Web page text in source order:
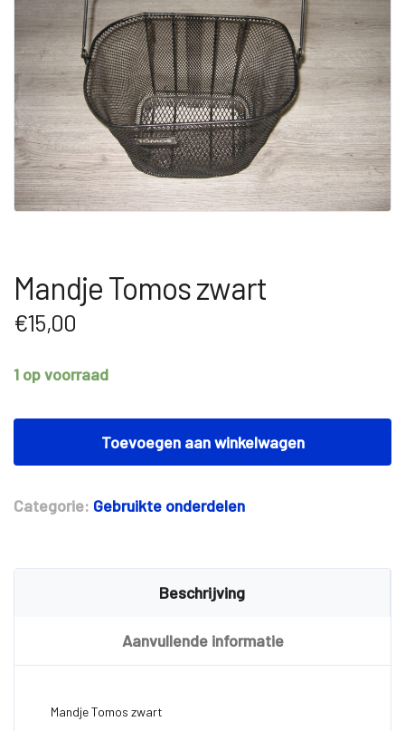
Mandje Tomos zwart
€15,00
1 op voorraad
Mandje
zwart
Toevoegen aan winkelwagen
Categorie: Gebruikte onderdelen
Beschrijving
Aanvullende informatie
Mandje Tomos zwart